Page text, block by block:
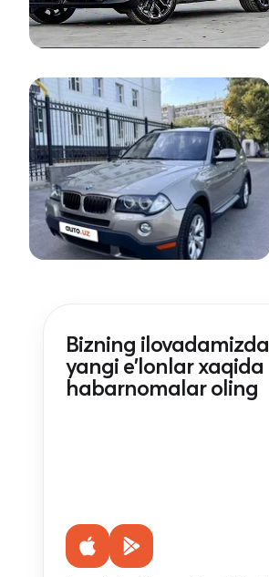
Bizning ilovadamizda
yangi e'lonlar xaqida
habarnomalar oling